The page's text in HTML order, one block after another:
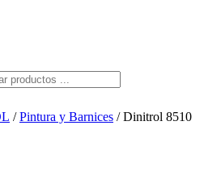
/Pintura y Barnices / Dinitrol 8510